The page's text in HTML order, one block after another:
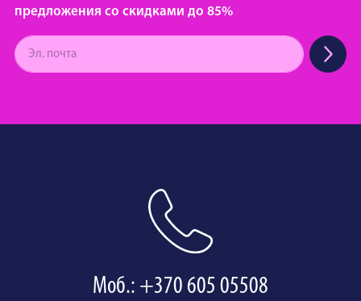
предложения со скидками до 85%
Моб.: +370 605 05508